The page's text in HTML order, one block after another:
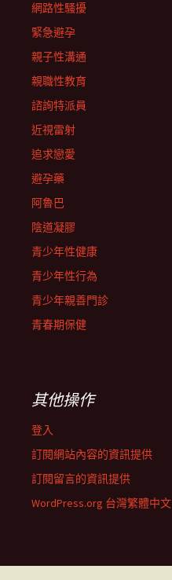
網路性騷擾
緊急避孕
親子性溝通
親職性教育
諮詢特派員
近視雷射
追求戀愛
避孕藥
阿魯巴
陰道凝膠
青少年性健康
青少年性行為
青少年親善門診
青春期保健
其他操作
登入
訂閱網站內容的資訊提供
訂閱留言的資訊提供
WordPress.org 台灣繁體中文